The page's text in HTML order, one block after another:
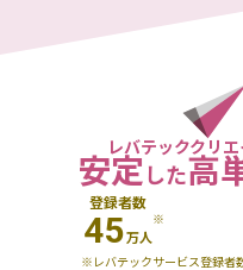
レバテッククリ
安定した高
登録者数
45万人
※
※レバテックサービス登録者